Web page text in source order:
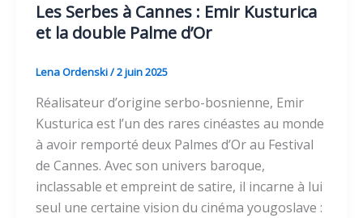
Les Serbes à Cannes : Emir Kusturica
et la double Palme d’Or
Lena Ordenski/2 juin 2025
Réalisateur d’origine serbo-bosnienne, Emir
Kusturica est l’un des rares cinéastes au monde
à avoir remporté deux Palmes d’Or au Festival
de Cannes. Avec son univers baroque,
inclassable et empreint de satire, il incarne à lui
seul une certaine vision du cinéma yougoslave :